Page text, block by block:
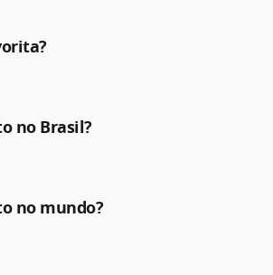
no Brasil?
no mundo?